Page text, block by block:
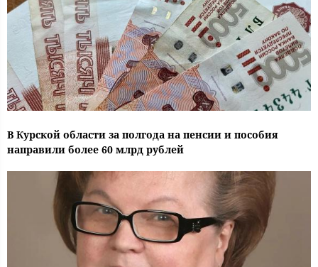
В Курской области за полгода на пенсии и пособия
направили более 60 млрд рублей